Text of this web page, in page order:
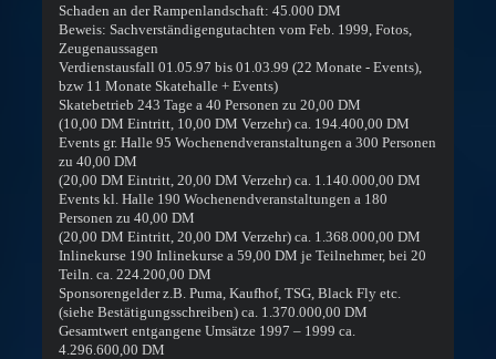
Schaden an der Rampenlandschaft: 45.000 DM
Beweis: Sachverständigengutachten vom Feb. 1999, Fotos,
Zeugenaussagen
Verdienstausfall 01.05.97 bis 01.03.99 (22 Monate - Events),
bzw 11 Monate Skatehalle + Events)
Skatebetrieb 243 Tage a 40 Personen zu 20,00 DM
(10,00 DM Eintritt, 10,00 DM Verzehr) ca. 194.400,00 DM
Events gr. Halle 95 Wochenendveranstaltungen a 300 Personen
zu 40,00 DM
(20,00 DM Eintritt, 20,00 DM Verzehr) ca. 1.140.000,00 DM
Events kl. Halle 190 Wochenendveranstaltungen a 180
Personen zu 40,00 DM
(20,00 DM Eintritt, 20,00 DM Verzehr) ca. 1.368.000,00 DM
Inlinekurse 190 Inlinekurse a 59,00 DM je Teilnehmer, bei 20
Teiln. ca. 224.200,00 DM
Sponsorengelder z.B. Puma, Kaufhof, TSG, Black Fly etc.
(siehe Bestätigungsschreiben) ca. 1.370.000,00 DM
Gesamtwert entgangene Umsätze 1997 – 1999 ca.
4.296.600,00 DM